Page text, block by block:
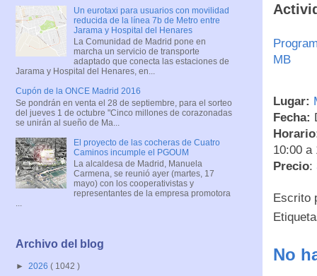
MB
Lugar:
Fecha:
10:00 a
Precio:
Escrito
No
Un eurotaxi para usuarios con movilidad
reducida de la línea 7b de Metro entre
Jarama y Hospital del Henares
La Comunidad de Madrid pone en
marcha un servicio de transporte
adaptado que conecta las estaciones de
Jarama y Hospital del Henares, en...
Cupón de la ONCE Madrid 2016
Se pondrán en venta el 28 de septiembre, para el sorteo
del jueves 1 de octubre "Cinco millones de corazonadas
se unirán al sueño de Ma...
El proyecto de las cocheras de Cuatro
Caminos incumple el PGOUM
La alcaldesa de Madrid, Manuela
Carmena, se reunió ayer (martes, 17
mayo) con los cooperativistas y
representantes de la empresa promotora
...
Archivo del blog
► 2026 ( 1042 )